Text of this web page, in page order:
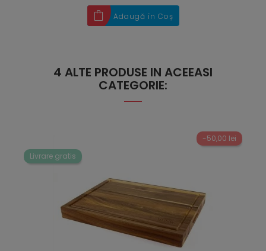
Adaugă în Coș
4 ALTE PRODUSE IN ACEEASI
CATEGORIE:
-50,00 lei
Livrare gratis